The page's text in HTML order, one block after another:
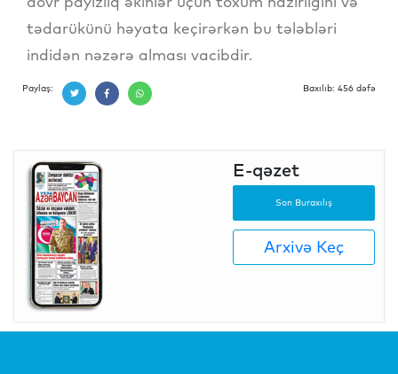
tədarükünü həyata keçirərkən bu tələbləri
indidən nəzərə alması vacibdir.
Paylaş: Baxılıb: 456 dəfə
E-qəzet
Son Buraxılış
Arxivə Keç